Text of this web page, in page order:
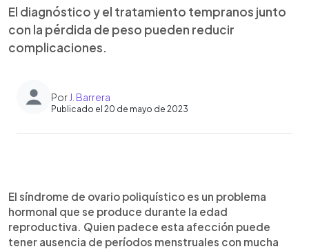
El diagnóstico y el tratamiento tempranos junto
con la pérdida de peso pueden reducir
complicaciones.
Por J. Barrera
Publicado el 20 de mayo de 2023
► Escuchar artículo
El síndrome de ovario poliquístico es un problema
hormonal que se produce durante la edad
reproductiva. Quien padece esta afección puede
tener ausencia de períodos menstruales con mucha